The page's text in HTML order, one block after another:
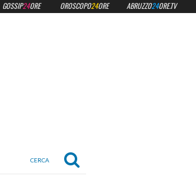
GOSSIP24ORE OROSCOPO24ORE ABRUZZO24ORE.TV